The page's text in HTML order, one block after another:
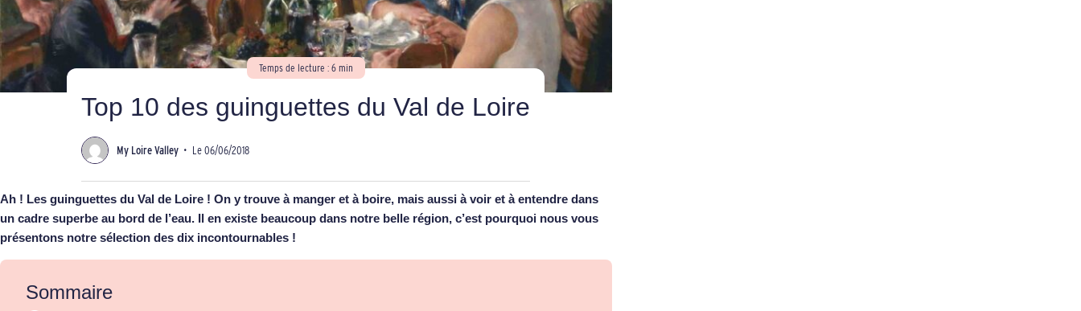
Temps de lecture : 6 min
Top 10 des guinguettes du Val de Loire
My Loire Valley • Le 06/06/2018
Ah ! Les guinguettes du Val de Loire ! On y trouve à manger et à boire, mais aussi à voir et à entendre dans
un cadre superbe au bord de l’eau. Il en existe beaucoup dans notre belle région, c’est pourquoi nous vous
présentons notre sélection des dix incontournables !
Sommaire